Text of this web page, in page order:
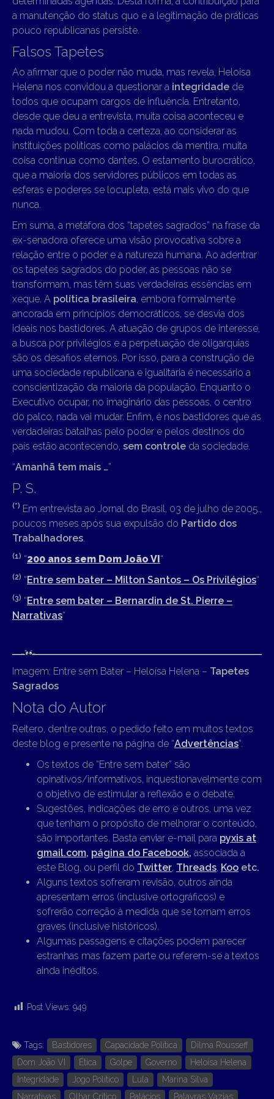
a manutenção do status quo e a legitimação de práticas
pouco republicanas persiste.
Falsos Tapetes
Ao afirmar que o poder não muda, mas revela, Heloisa
Helena nos convidou a questionar a integridade de
todos que ocupam cargos de influência. Entretanto,
desde que deu a entrevista, muita coisa aconteceu e
nada mudou. Com toda a certeza, ao considerar as
instituições políticas como palácios da mentira, muita
coisa continua como dantes. O estamento burocrático,
que a maioria dos servidores públicos em todas as
esferas e poderes se locupleta, está mais vivo do que
nunca.
Em suma, a metáfora dos “tapetes sagrados” na frase da
ex-senadora oferece uma visão provocativa sobre a
relação entre o poder e a natureza humana. Ao adentrar
os tapetes sagrados do poder, as pessoas não se
transformam, mas têm suas verdadeiras essências em
xeque. A política brasileira , embora formalmente
ancorada em princípios democráticos, se desvia dos
ideais nos bastidores. A atuação de grupos de interesse,
a busca por privilégios e a perpetuação de oligarquias
são os desafios eternos. Por isso, para a construção de
uma sociedade republicana e igualitária é necessário a
conscientização da maioria da população. Enquanto o
Executivo ocupar, no imaginário das pessoas, o centro
do palco, nada vai mudar. Enfim, é nos bastidores que as
verdadeiras batalhas pelo poder e pelos destinos do
país estão acontecendo, sem controle da sociedade.
“Amanhã tem mais …”
P. S.
(*) Em entrevista ao Jornal do Brasil, 03 de julho de 2005.,
poucos meses após sua expulsão do Partido dos
Trabalhadores
(1) “200 anos sem Dom João VI“
(2) “Entre sem bater – Milton Santos – Os Privilégios“
(3) “Entre sem bater – Bernardin de St. Pierre –
Narrativas“
Imagem: Entre sem Bater – Heloísa Helena – Tapetes
Sagrados
Nota do Autor
Reitero, dentre outras, o pedido feito em muitos textos
deste blog e presente na página de “Advertências“.
Os textos de “Entre sem bater” são
opinativos/informativos, inquestionavelmente com
o objetivo de estimular a reflexão e o debate.
Sugestões, indicações de erro e outros, uma vez
que tenham o propósito de melhorar o conteúdo,
são importantes. Basta enviar e-mail para pyxis at
gmail.com, página do Facebook, associada a
este Blog, ou perfil do Twitter Threads Koo etc.
Alguns textos sofreram revisão, outros ainda
apresentam erros (inclusive ortográficos) e
sofrerão correção à medida que se tornam erros
graves (inclusive históricos).
Algumas passagens e citações podem parecer
estranhas mas fazem parte ou referem-se a textos
ainda inéditos.
Post Views: 949
Tags: Bastidores Capacidade Política
Dilma Rousseff
Dom João VI
Ética Golpe Governo
Heloísa Helena
Integridade
Jogo Político Lula
Marina Silva
Narrativas
Olhar Crítico Palácios
Palavras Vazias